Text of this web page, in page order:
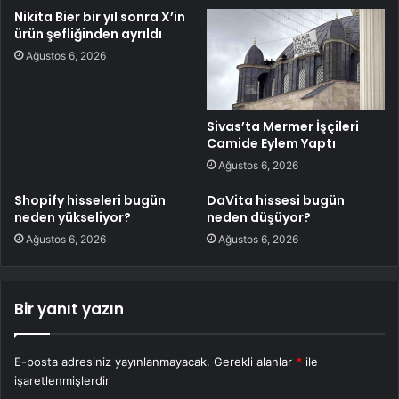
Nikita Bier bir yıl sonra X’in
ürün şefliğinden ayrıldı
Ağustos 6, 2026
Sivas’ta Mermer İşçileri
Camide Eylem Yaptı
Ağustos 6, 2026
Shopify hisseleri bugün
neden yükseliyor?
Ağustos 6, 2026
DaVita hissesi bugün
neden düşüyor?
Ağustos 6, 2026
Bir yanıt yazın
E-posta adresiniz yayınlanmayacak. Gerekli alanlar * ile
işaretlenmişlerdir